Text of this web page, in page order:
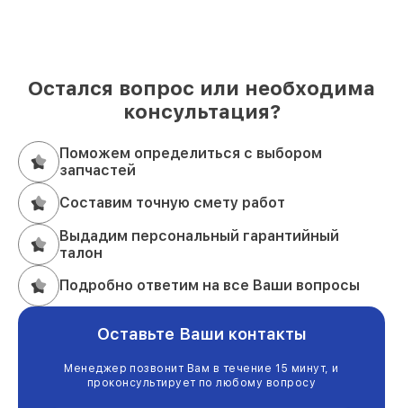
Остался вопрос или необходима
консультация?
Поможем определиться с выбором
запчастей
Составим точную смету работ
Выдадим персональный гарантийный
талон
Подробно ответим на все Ваши вопросы
Оставьте Ваши контакты
Менеджер позвонит Вам в течение 15 минут, и
проконсультирует по любому вопросу